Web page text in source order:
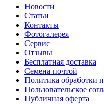
Новости
Статьи
Контакты
Фотогалерея​
Сервис
Отзывы
Бесплатная доставка
Семена почтой
Политика обработки
Пользовательское
Публичная оферта